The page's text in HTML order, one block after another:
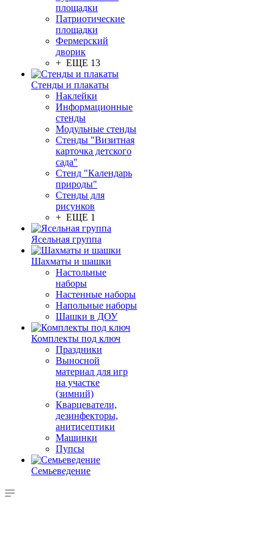
площадки
Патриотические
площадки
Фермерский
дворик
+ ЕЩЕ 13
Стенды и плакаты
Наклейки
Информационные
стенды
Модульные стенды
Стенды "Визитная
карточка детского
сада"
Стенд "Календарь
природы"
Стенды для
рисунков
+ ЕЩЕ 1
Ясельная группа
Шахматы и шашки
Настольные
наборы
Настенные наборы
Напольные наборы
Шашки в ДОУ
Комплекты под ключ
Праздники
Выносной
материал для игр
на участке
(зимний)
Кварцеватели,
дезинфекторы,
анитисептики
Машинки
Пупсы
Семьеведение